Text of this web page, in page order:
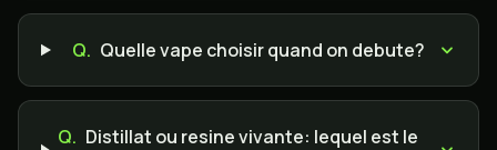
Q. Quelle vape choisir quand on debute?
Q. Distillat ou resine vivante: lequel est le